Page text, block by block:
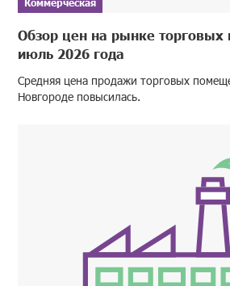
Коммерческая
Обзор цен на рынке торговых
июль 2026 года
Средняя цена продажи торговых
Новгороде повысилась.